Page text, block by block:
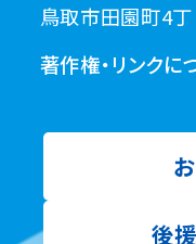
鳥取市田園町4
著作権・リンクに
後